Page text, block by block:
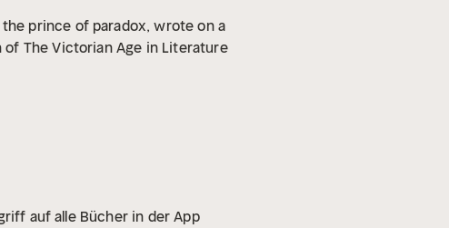
prince of paradox, wrote on a
The Victorian Age in Literature
auf alle Bücher in der App